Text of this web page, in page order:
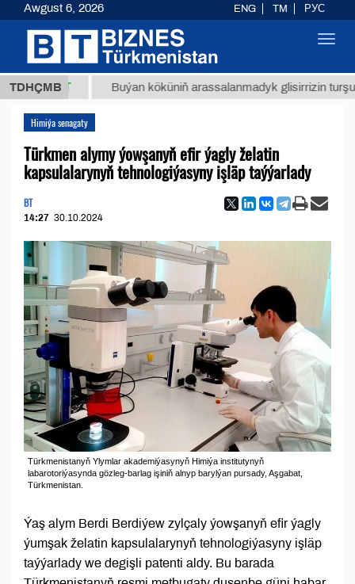
TDHÇMB
ТМТ Buýan köküniň arassalanmadyk glisirrizin turşusy (t.)
Himiýa senagaty
Türkmen alymy ýowşanyň efir ýagly želatin
kapsulalarynyň tehnologiýasyny işläp taýýarlady
BT
14:27 30.10.2024
Türkmenistanyň Ylymlar akademiýasynyň Himiýa institutynyň
labarotoriýasynda gözleg-barlag işiniň alnyp barylýan pursady, Aşgabat,
Türkmenistan.
Ýaş alym Berdi Berdiýew zylçaly ýowşanyň efir ýagly
ýumşak želatin kapsulalarynyň tehnologiýasyny işläp
taýýarlady we degişli patenti aldy. Bu barada
Awgust 6, 2026 ENG TM РУС